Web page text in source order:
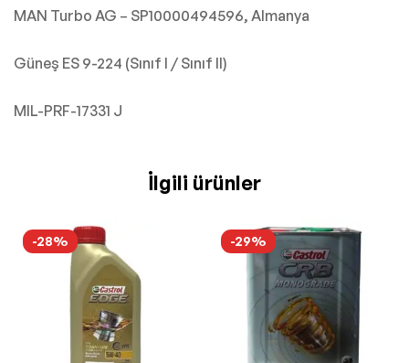
MAN Turbo AG – SP10000494596, Almanya
Güneş ES 9-224 (Sınıf I / Sınıf II)
MIL-PRF-17331 J
İlgili ürünler
-28% -29%